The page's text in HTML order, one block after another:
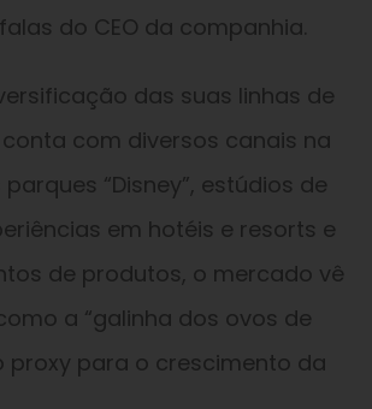
do CEO da companhia.
das suas linhas de
com diversos canais na
“Disney”, estúdios de
em hotéis e resorts e
de produtos, o mercado vê
a “galinha dos ovos de
proxy para o crescimento da